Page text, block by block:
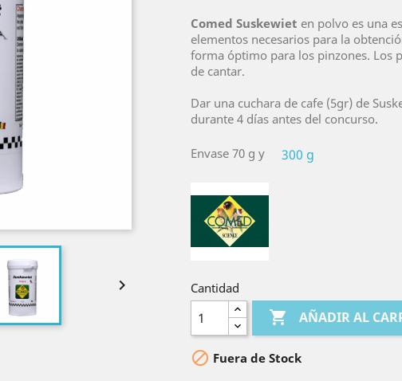

Comed Suskewiet en polvo es una
elementos necesarios para la
forma óptimo para los pinzones. Los
de cantar.
Dar una cuchara de cafe (5gr) de
durante 4 días antes del concurso.
Envase 70 g y 300 g
Cantidad
 AÑADIR AL
 Fuera de Stock